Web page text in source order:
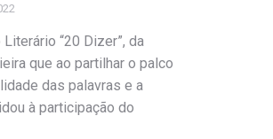
“20 Dizer”, da
que ao partilhar o palco
das palavras e a
à participação do